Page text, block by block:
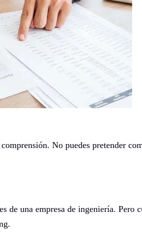
No puedes pretender
de una empresa de ingeniería. Pero